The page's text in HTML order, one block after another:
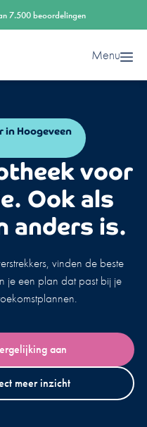
7.500 beoordelingen
Menu
in Hoogeveen
voor
Ook als
anders is.
vinden de beste
je een plan dat past bij je
aan
meer inzicht